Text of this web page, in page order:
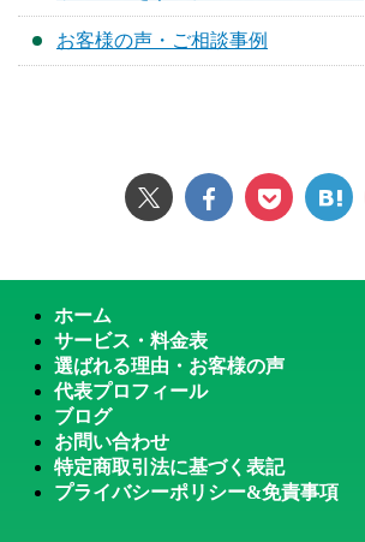
お客様の声・ご相談事例
ホーム
サービス・料金表
選ばれる理由・お客様の声
代表プロフィール
ブログ
お問い合わせ
特定商取引法に基づく表記
プライバシーポリシー&免責事項